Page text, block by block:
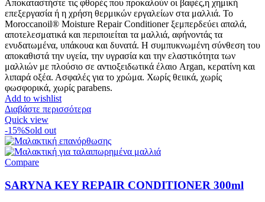
Αποκαταστήστε τις φθορές που προκαλούν οι βαφές,η χημική
επεξεργασία ή η χρήση θερμικών εργαλείων στα μαλλιά. Το
Moroccanoil® Moisture Repair Conditioner ξεμπερδεύει απαλά,
αποτελεσματικά και περιποιείται τα μαλλιά, αφήνοντάς τα
ενυδατωμένα, υπάκουα και δυνατά. Η συμπυκνωμένη σύνθεση του
αποκαθιστά την υγεία, την υγρασία και την ελαστικότητα των
μαλλιών με πλούσιο σε αντιοξειδωτικά έλαιο Argan, κερατίνη και
λιπαρά οξέα. Ασφαλές για το χρώμα. Χωρίς θειικά, χωρίς
φωσφορικά, χωρίς parabens.
Add to wishlist
Διαβάστε περισσότερα
Quick view
-15%Sold out
Compare
SARYNA KEY REPAIR CONDITIONER 300ml